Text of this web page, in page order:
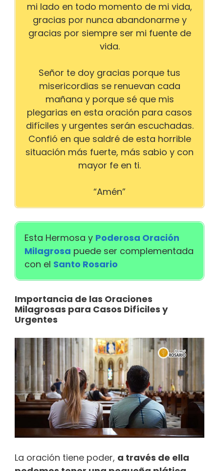
mi lado en todo momento de mi vida,
gracias por nunca abandonarme y
gracias por siempre ser mi fuente de
vida.
Señor te doy gracias porque tus
misericordias se renuevan cada
mañana y porque sé que mis
plegarias en esta oración para casos
difíciles y urgentes serán escuchadas.
Confió en que saldré de esta horrible
situación más fuerte, más sabio y con
mayor fe en ti.
“Amén”
Esta Hermosa y Poderosa Oración
Milagrosa puede ser complementada
con el Santo Rosario
Importancia de las Oraciones
Milagrosas para Casos Difíciles y
Urgentes
La oración tiene poder, a través de ella